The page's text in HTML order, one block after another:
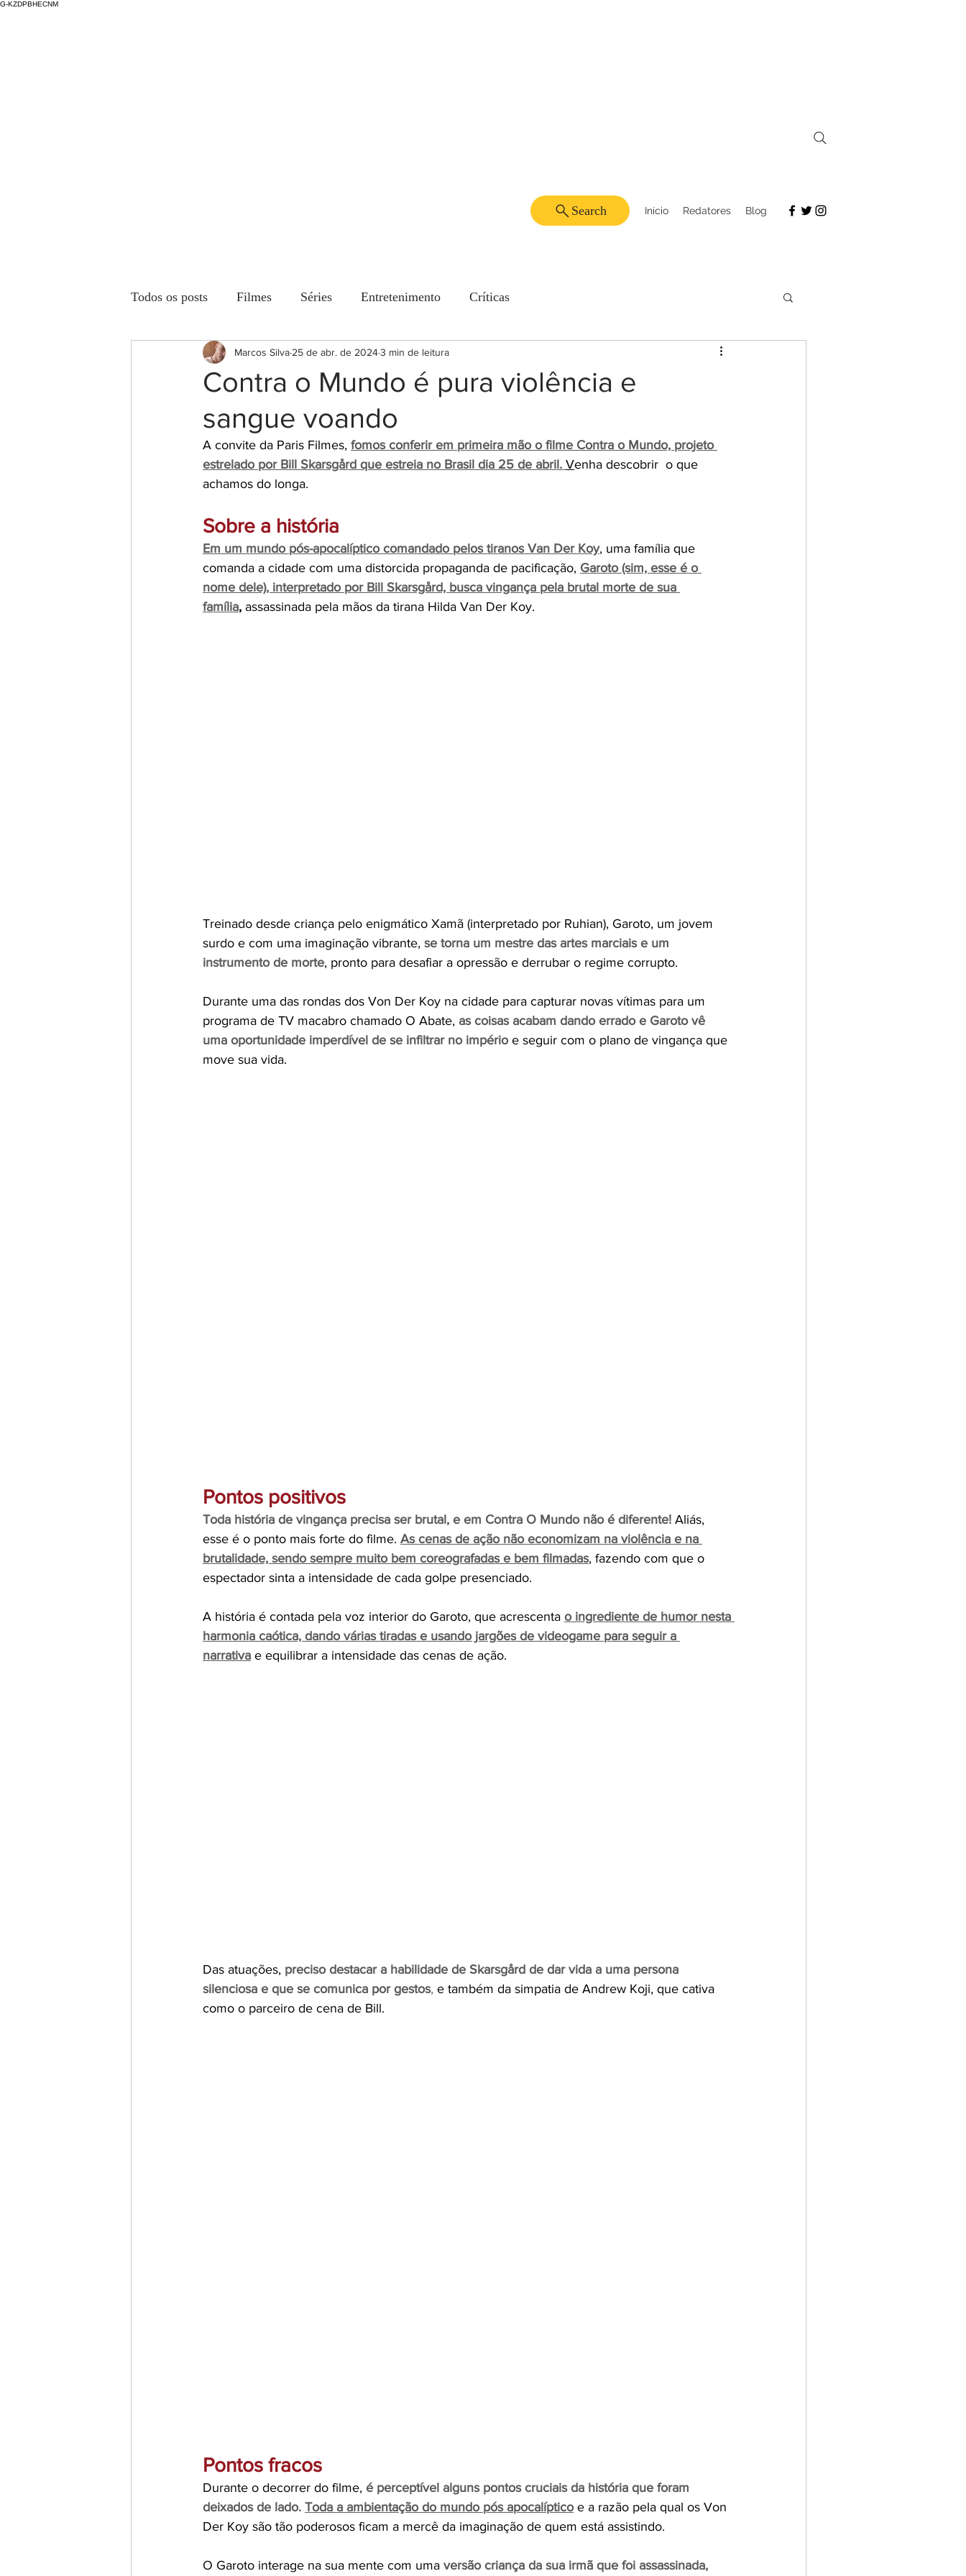
G-KZDPBHECNM
Início Redatores Blog
Search
Todos os posts Filmes Séries Entretenimento Críticas
Contra o Mundo é pura violência e
sangue voando
Marcos Silva 25 de abr. de 20243 min de leitura
A convite da Paris Filmes, fomos conferir em primeira mão o filme Contra o Mundo, projeto
estrelado por Bill Skarsgård que estreia no Brasil dia 25 de abril. Venha descobrir  o que
achamos do longa.
Sobre a história
Em um mundo pós-apocalíptico comandado pelos tiranos Van Der Koy, uma família que
comanda a cidade com uma distorcida propaganda de pacificação, Garoto (sim, esse é o
nome dele), interpretado por Bill Skarsgård, busca vingança pela brutal morte de sua
família, assassinada pela mãos da tirana Hilda Van Der Koy.
Treinado desde criança pelo enigmático Xamã (interpretado por Ruhian), Garoto, um jovem
surdo e com uma imaginação vibrante, se torna um mestre das artes marciais e um
instrumento de morte, pronto para desafiar a opressão e derrubar o regime corrupto.
Durante uma das rondas dos Von Der Koy na cidade para capturar novas vítimas para um
programa de TV macabro chamado O Abate, as coisas acabam dando errado e Garoto vê
uma oportunidade imperdível de se infiltrar no império e seguir com o plano de vingança que
move sua vida.
Pontos positivos
Toda história de vingança precisa ser brutal, e em Contra O Mundo não é diferente! Aliás,
esse é o ponto mais forte do filme. As cenas de ação não economizam na violência e na
brutalidade, sendo sempre muito bem coreografadas e bem filmadas, fazendo com que o
espectador sinta a intensidade de cada golpe presenciado.
A história é contada pela voz interior do Garoto, que acrescenta o ingrediente de humor nesta
harmonia caótica, dando várias tiradas e usando jargões de videogame para seguir a
narrativa e equilibrar a intensidade das cenas de ação.
Das atuações, preciso destacar a habilidade de Skarsgård de dar vida a uma persona
silenciosa e que se comunica por gestos, e também da simpatia de Andrew Koji, que cativa
como o parceiro de cena de Bill.
Pontos fracos
Durante o decorrer do filme, é perceptível alguns pontos cruciais da história que foram
deixados de lado. Toda a ambientação do mundo pós apocalíptico e a razão pela qual os Von
Der Koy são tão poderosos ficam a mercê da imaginação de quem está assistindo.
O Garoto interage na sua mente com uma versão criança da sua irmã que foi assassinada,